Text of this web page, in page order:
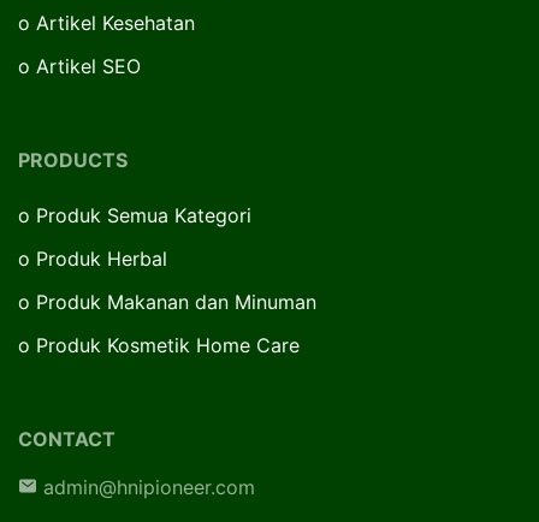
o Artikel Kesehatan
o Artikel SEO
PRODUCTS
o Produk Semua Kategori
o Produk Herbal
o Produk Makanan dan Minuman
o Produk Kosmetik Home Care
CONTACT
admin@hnipioneer.com